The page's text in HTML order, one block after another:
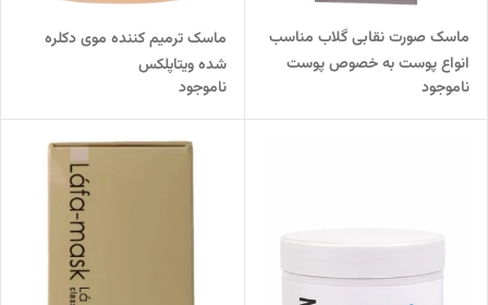
ماسک صورت نقابی گلاب مناسب
انواع پوست به خصوص پوست
حساس دیپ سنس
ناموجود
ماسک ترمیم کننده موی دکلره
شده ویتاپلکس
ناموجود